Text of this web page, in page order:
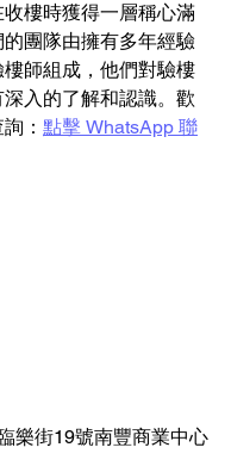
樓時獲得一層稱心滿
團隊由擁有多年經驗
師組成，他們對驗樓
入的了解和認識。歡
： 點擊 WhatsApp 聯
樂街19號南豐商業中心